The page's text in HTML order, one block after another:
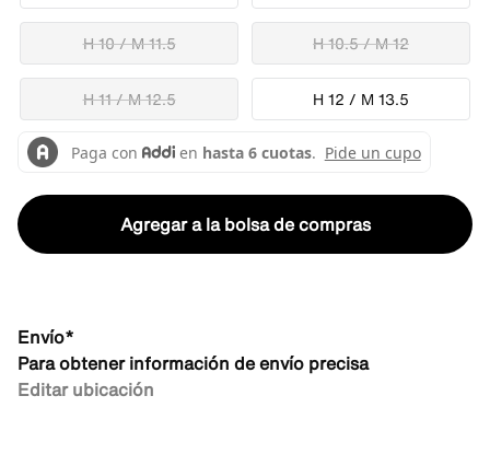
H 10 / M 11.5 H 10.5 / M 12
H 11 / M 12.5 H 12 / M 13.5
Agregar a la bolsa de compras
Envío*
Para obtener información de envío precisa
Editar ubicación